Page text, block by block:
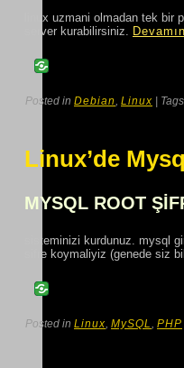
linux uzmani olmadan tek
server kurabilirsiniz.
Posted in Debian, Linux |
Linux’de
MYSQL ROOT
sisteminizi kurdunuz. mysql
sifre koymaliyiz (genede siz
Posted in Linux, MySQL, PHP